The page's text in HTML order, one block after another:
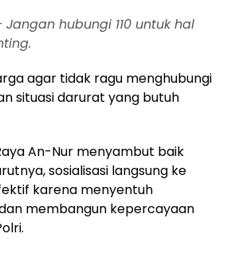
Jangan hubungi 110 untuk hal
agar tidak ragu menghubungi
situasi darurat yang butuh
An-Nur menyambut baik
sosialisasi langsung ke
karena menyentuh
membangun kepercayaan